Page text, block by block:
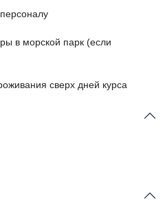
в морской парк (если
сверх дней курса